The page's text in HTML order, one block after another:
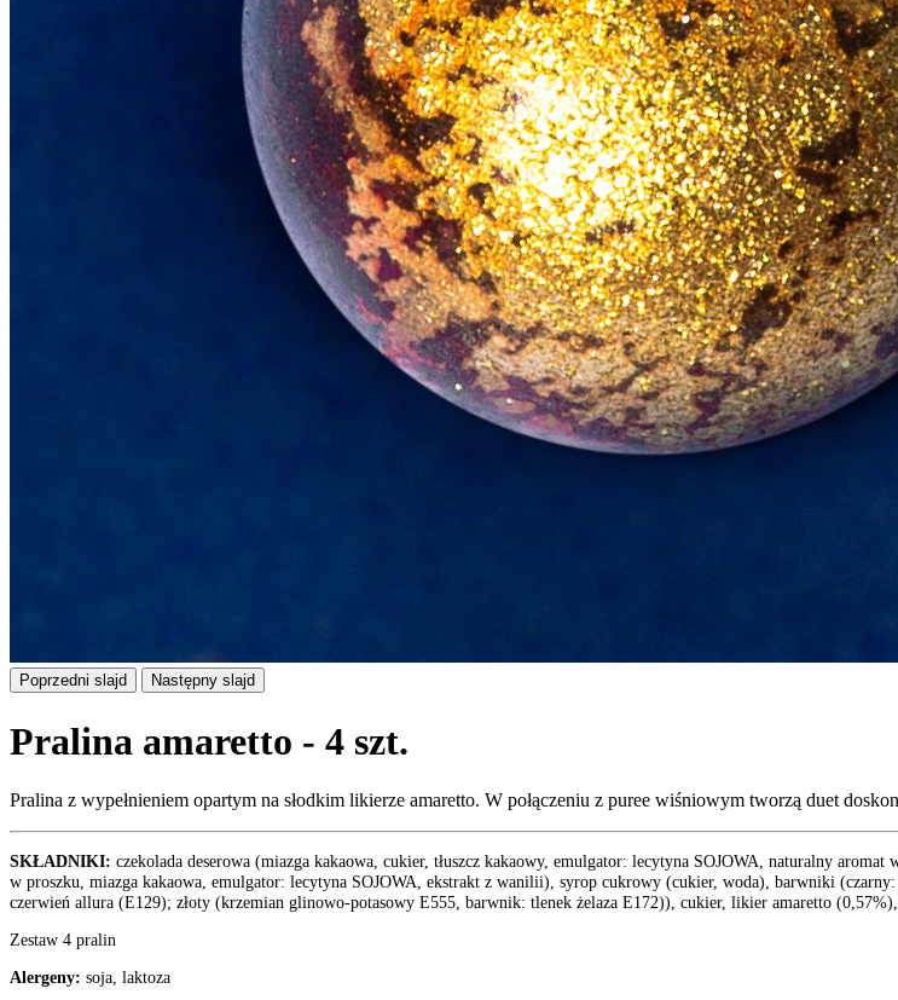
Poprzedni slajd Następny slajd
Pralina amaretto - 4 szt.
Pralina z wypełnieniem opartym na słodkim likierze amaretto. W połączeniu z puree wiśniowym tworzą duet
SKŁADNIKI: czekolada deserowa (miazga kakaowa, cukier, tłuszcz kakaowy, emulgator: lecytyna SOJOWA, naturalny
w proszku, miazga kakaowa, emulgator: lecytyna SOJOWA, ekstrakt z wanilii), syrop cukrowy (cukier, woda), barwniki
czerwień allura (E129); złoty (krzemian glinowo-potasowy E555, barwnik: tlenek żelaza E172)), cukier, likier amaretto
Zestaw 4 pralin
Alergeny: soja, laktoza